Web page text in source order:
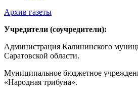
Архив газеты
Учредители (соучредители):
Администрация Калининского
Саратовской области.
Муниципальное бюджетное
«Народная трибуна».